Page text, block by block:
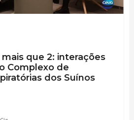
mais que 2: interações
Complexo de
dos Suínos